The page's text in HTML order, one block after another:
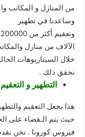
من المنازل و
وساعدنا في تطهير
الآلاف من منازل
خلال السيناريوهات
نحقق ذلك .
التطهير و
هذا يجعل التعقيم
حيث يتم الـقضاء على
فيروس كورونا . نحن